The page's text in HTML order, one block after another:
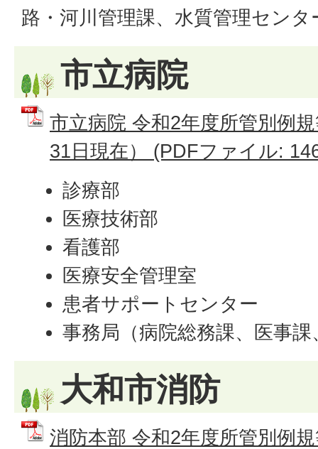
路・河川管理課、水質管理センタ
市立病院
市立病院 令和2年度所管別例
31日現在） (PDFファイル:
診療部
医療技術部
看護部
医療安全管理室
患者サポートセンター
事務局（病院総務課、医事
大和市消防
消防本部 令和2年度所管別例